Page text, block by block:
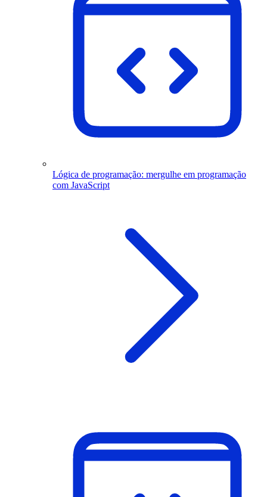
Lógica de programação: mergulhe em programação
com JavaScript